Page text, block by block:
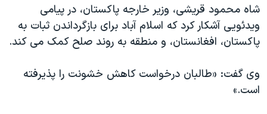
چهل سال گروگان‌گیری
قانون شفافیت دارائی کادر رهبری ایران
اسرائیل در جنگ
شاه محمود قریشی، وزیر خارجه پاکستان، در پیامی
ویدئویی آشکار کرد که اسلام آباد برای بازگرداندن ثبات به
پاکستان، افغانستان، و منطقه به روند صلح کمک می کند.
وی گفت: «طالبان درخواست کاهش خشونت را پذیرفته
است.»